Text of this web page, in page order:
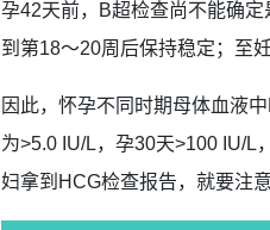
孕42天前，B超检查尚不能确
到第18～20周后保持稳定；至
因此，怀孕不同时期母体血液
为>5.0 IU/L，孕30天>100 IU/L
妇拿到HCG检查报告，就要注